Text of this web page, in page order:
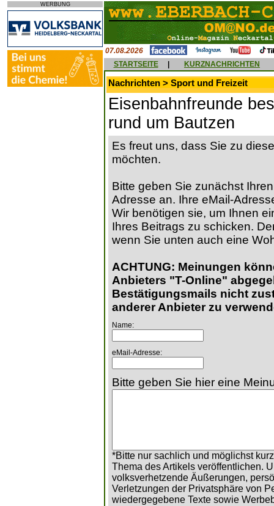
WERBUNG
07.08.2026
STARTSEITE
KURZNACHRICHTEN
Nachrichten > Sport und Freizeit
Eisenbahnfreunde
rund um Bautzen
Es freut uns, dass Sie zu
möchten.
Bitte geben Sie zunächst
Adresse an. Ihre eMail-
Wir benötigen sie, um Ihnen
Ihres Beitrags zu schicken.
wenn Sie unten auch eine
ACHTUNG: Meinungen
Anbieters "T-Online"
Bestätigungsmails nicht
anderer Anbieter zu
Name:
eMail-Adresse:
Bitte geben Sie hier eine
*Bitte nur sachlich und möglichst
Thema des Artikels veröffentlichen.
volksverhetzende Äußerungen,
Verletzungen der Privatsphäre von
wiedergegebene Texte sowie